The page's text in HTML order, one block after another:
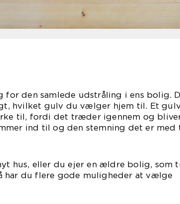
for den samlede udstråling i ens bolig.
hvilket gulv du vælger hjem til. Et
til, fordi det træder igennem og
ind til og den stemning det er med
hus, eller du ejer en ældre bolig, som
har du flere gode muligheder at vælge